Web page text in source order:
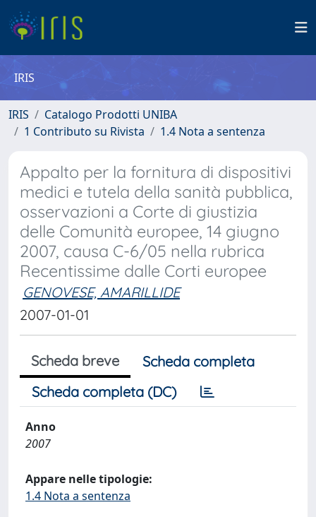
IRIS
IRIS
Catalogo Prodotti UNIBA
1 Contributo su Rivista
1.4 Nota a sentenza
Appalto per la fornitura di dispositivi
medici e tutela della sanità pubblica,
osservazioni a Corte di giustizia
delle Comunità europee, 14 giugno
2007, causa C-6/05 nella rubrica
Recentissime dalle Corti europee
GENOVESE, AMARILLIDE
2007-01-01
Scheda breve
Scheda completa
Scheda completa (DC)
Anno
2007
Appare nelle tipologie:
1.4 Nota a sentenza